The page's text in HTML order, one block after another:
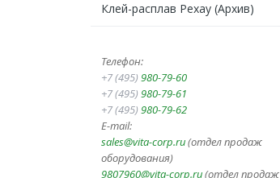
Клей-расплав Рехау (Архив)
Телефон:
+7 (495) 980-79-60
+7 (495) 980-79-61
+7 (495) 980-79-62
E-mail:
sales@vita-corp.ru(отдел продаж
оборудования)
9807960@vita-corp.ru(отдел продаж